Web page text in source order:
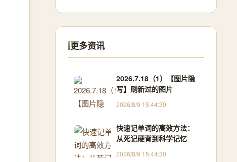
更多资讯
2026.7.18（1）【图片隐
写】刷新过的图片
2026/8/9 15:44:30
快速记单词的高效方法：
从死记硬背到科学记忆
2026/8/9 15:44:30